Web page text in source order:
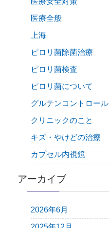
医療全般
上海
ピロリ菌除菌治療
ピロリ菌検査
ピロリ菌について
グルテンコントロール
クリニックのこと
キズ・やけどの治療
カプセル内視鏡
アーカイブ
2026年6月